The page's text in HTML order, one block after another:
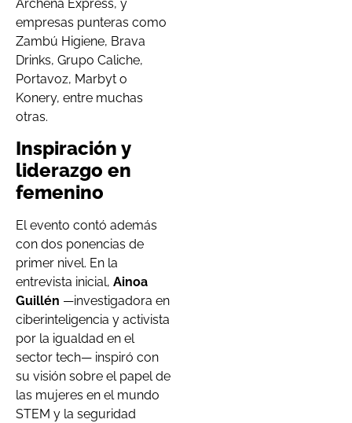
Archena Express, y
empresas punteras como
Zambú Higiene, Brava
Drinks, Grupo Caliche,
Portavoz, Marbyt o
Konery, entre muchas
otras.
Inspiración y
liderazgo en
femenino
El evento contó además
con dos ponencias de
primer nivel. En la
entrevista inicial, Ainoa
Guillén —investigadora en
ciberinteligencia y activista
por la igualdad en el
sector tech— inspiró con
su visión sobre el papel de
las mujeres en el mundo
STEM y la seguridad